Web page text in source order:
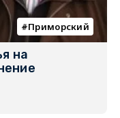
Приморский
на